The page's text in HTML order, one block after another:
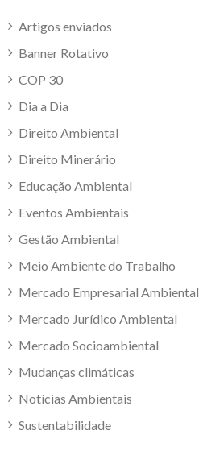
Artigos enviados
Banner Rotativo
COP 30
Dia a Dia
Direito Ambiental
Direito Minerário
Educação Ambiental
Eventos Ambientais
Gestão Ambiental
Meio Ambiente do Trabalho
Mercado Empresarial Ambiental
Mercado Jurídico Ambiental
Mercado Socioambiental
Mudanças climáticas
Notícias Ambientais
Sustentabilidade